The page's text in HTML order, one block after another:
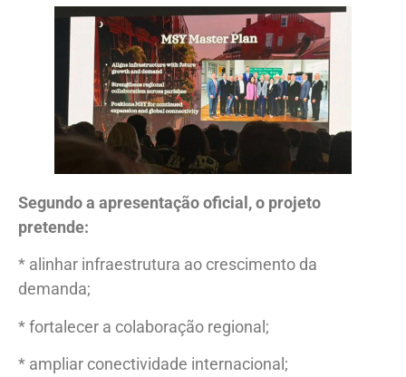
Segundo a apresentação oficial, o projeto
pretende:
* alinhar infraestrutura ao crescimento da
demanda;
* fortalecer a colaboração regional;
* ampliar conectividade internacional;